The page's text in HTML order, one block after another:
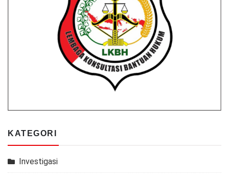
KATEGORI
Investigasi